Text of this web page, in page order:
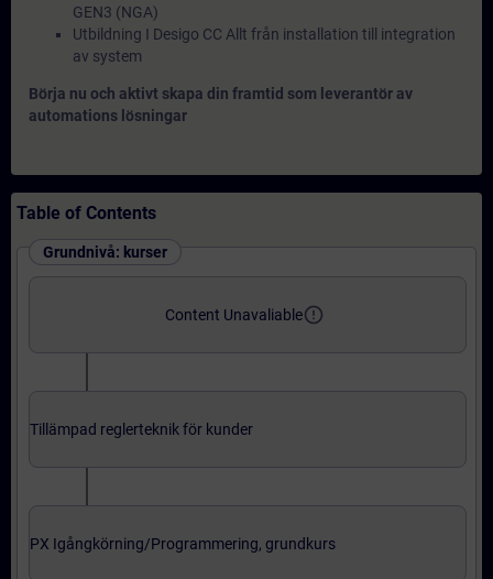
GEN3 (NGA)
Utbildning I Desigo CC Allt från installation till integration
av system
Börja nu och aktivt skapa din framtid som leverantör av
automations lösningar
Table of Contents
Grundnivå: kurser
Content Unavaliableerror_outline
Tillämpad reglerteknik för kunder
PX Igångkörning/Programmering, grundkurs